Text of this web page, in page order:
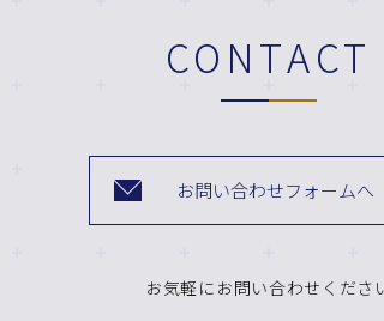
CONTACT
お問い合わせフォームへ
お気軽にお問い合わせくださ